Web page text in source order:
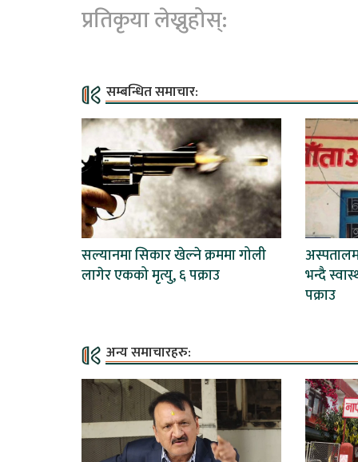
प्रतिकृया लेख्नुहोस्:
सम्बन्धित समाचार:
सल्यानमा सिकार खेल्ने क्रममा गोली
लागेर एकको मृत्यु, ६ पक्राउ
भन्दै
पक्राउ
अन्य समाचारहरु: